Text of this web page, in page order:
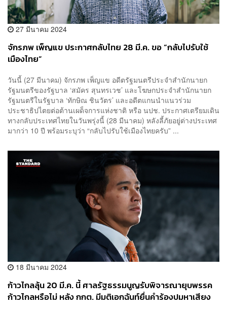
27 มีนาคม 2024
จักรภพ เพ็ญแข ประกาศกลับไทย 28 มี.ค. ขอ “กลับไปรับใช้
เมืองไทย”
วันนี้ (27 มีนาคม) จักรภพ เพ็ญแข อดีตรัฐมนตรีประจำสำนักนายก
รัฐมนตรีของรัฐบาล ‘สมัคร สุนทรเวช’ และโฆษกประจำสำนักนายก
รัฐมนตรีในรัฐบาล ‘ทักษิณ ชินวัตร’ และอดีตแกนนำแนวร่วม
ประชาธิปไตยต่อต้านเผด็จการแห่งชาติ หรือ นปช. ประกาศเตรียมเดิน
ทางกลับประเทศไทยในวันพรุ่งนี้ (28 มีนาคม) หลังลี้ภัยอยู่ต่างประเทศ
มากว่า 10 ปี พร้อมระบุว่า “กลับไปรับใช้เมืองไทยครับ” ...
18 มีนาคม 2024
ก้าวไกลลุ้น 20 มี.ค. นี้ ศาลรัฐธรรมนูญรับพิจารณายุบพรรค
ก้าวไกลหรือไม่ หลัง กกต. มีมติเอกฉันท์ยื่นคำร้องปมหาเสียง